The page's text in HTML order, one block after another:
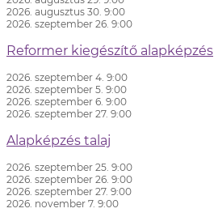
2026. augusztus 30. 9:00
2026. szeptember 26. 9:00
Reformer kiegészítő alapképzés
2026. szeptember 4. 9:00
2026. szeptember 5. 9:00
2026. szeptember 6. 9:00
2026. szeptember 27. 9:00
Alapképzés talaj
2026. szeptember 25. 9:00
2026. szeptember 26. 9:00
2026. szeptember 27. 9:00
2026. november 7. 9:00